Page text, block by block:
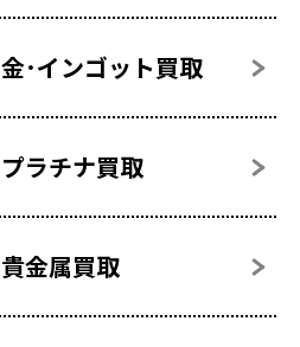
金･インゴット買取
プラチナ買取
貴金属買取